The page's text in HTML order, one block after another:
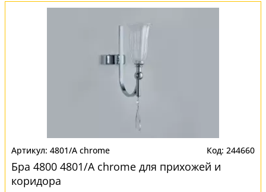
4801/A chrome 244660
Бра 4800 4801/A chrome для прихожей и
коридора